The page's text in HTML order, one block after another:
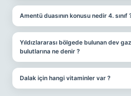
Amentü duasının konusu nedir 4. sınıf
Yıldızlararası bölgede bulunan dev
bulutlarına ne denir ?
Dalak için hangi vitaminler var ?